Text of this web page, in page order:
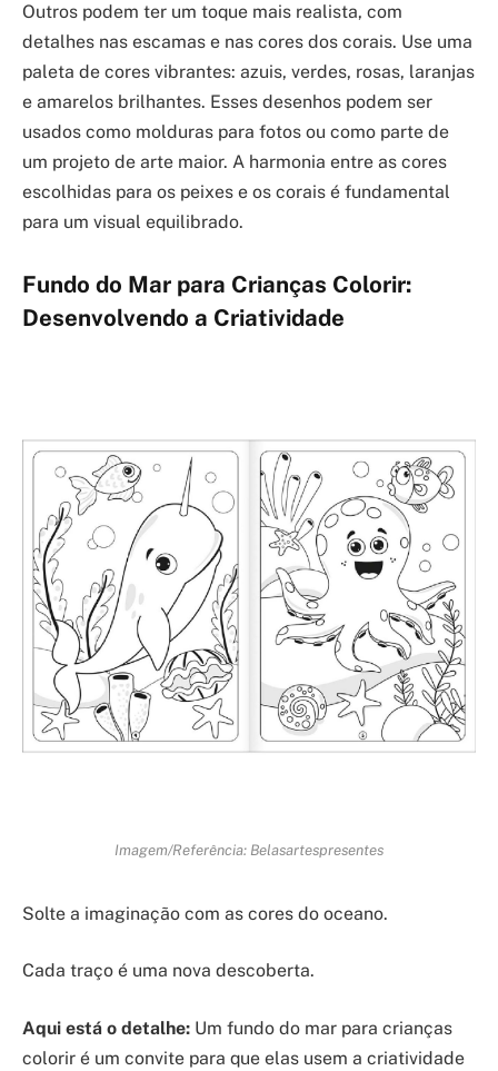
Outros podem ter um toque mais realista, com
detalhes nas escamas e nas cores dos corais. Use uma
paleta de cores vibrantes: azuis, verdes, rosas, laranjas
e amarelos brilhantes. Esses desenhos podem ser
usados como molduras para fotos ou como parte de
um projeto de arte maior. A harmonia entre as cores
escolhidas para os peixes e os corais é fundamental
para um visual equilibrado.
Fundo do Mar para Crianças Colorir:
Desenvolvendo a Criatividade
Imagem/Referência: Belasartespresentes
Solte a imaginação com as cores do oceano.
Cada traço é uma nova descoberta.
Aqui está o detalhe: Um fundo do mar para crianças
colorir é um convite para que elas usem a criatividade